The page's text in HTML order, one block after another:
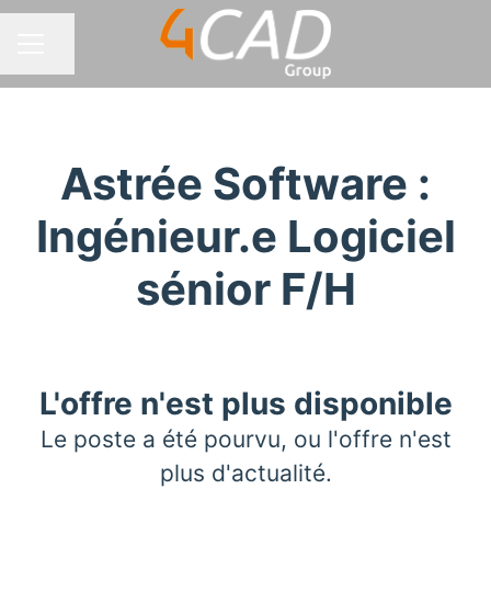
Partager la page
Astrée Software :
Ingénieur.e Logiciel
sénior F/H
L'offre n'est plus disponible
Le poste a été pourvu, ou l'offre n'est
plus d'actualité.